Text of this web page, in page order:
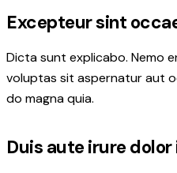
Excepteur sint
Dicta sunt explicabo. Nemo
voluptas sit aspernatur aut
do magna quia.
Duis aute irure